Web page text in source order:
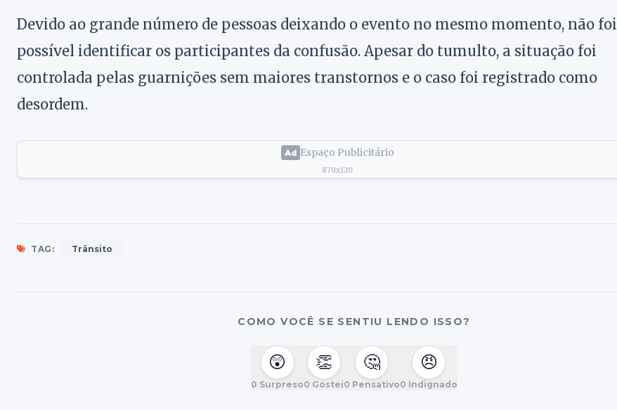
Devido ao grande número de pessoas deixando o evento no mesmo momento, não foi
possível identificar os participantes da confusão. Apesar do tumulto, a situação foi
controlada pelas guarnições sem maiores transtornos e o caso foi registrado como
desordem.
Espaço Publicitário
870x120
TAG: Trânsito
COMO VOCÊ SE SENTIU LENDO ISSO?
😲
0 Surpreso
👏
0 Gostei
🤔
0 Pensativo
😠
0 Indignado